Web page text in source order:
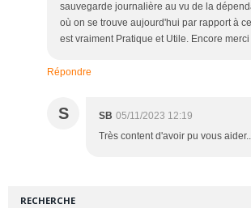
sauvegarde journalière au vu de la
où on se trouve aujourd'hui par rapport à
est vraiment Pratique et Utile. Encore merci
Répondre
S SB 05/11/2023 12:19
Très content d'avoir pu vous
RECHERCHE